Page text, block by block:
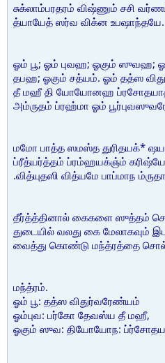
சுக்லாம்பரதரம் விஷ்ணும் சசி
த்யாயேத் ஸர்வ விக்ன
ஓம் பூ; ஓம் புவஹ; ஓகும்
தபஹ; ஓகும் சத்யம். ஓம் தத்ஸ
தீ மஹீ தி யோயோனஹ
அம்ருதம் ப்ரஹ்மா ஓம்
மமோ பாத்த ஸமஸ்த துரிதயக்*
ப்ரீத்யர்த்தம் ப்ரம்ஹயக்ஞ்ம்
.வித்யுதஸி வித்யமே பாப்மாந
தீர்த்த்தினால் கைகளை ஸுத்தம்
துடையில் வலது கை மேலாகவும்
வைத்து கொண்டு மந்த்ரத்தை
மந்த்ரம்.
ஓம் பூ: தத்ஸ விதுர்வரேண்யம்
ஓம்புவ: பர்கோ தேவஸ்ய தீ மஹீ,
ஓகும் ஸுவ: தியோயோந: